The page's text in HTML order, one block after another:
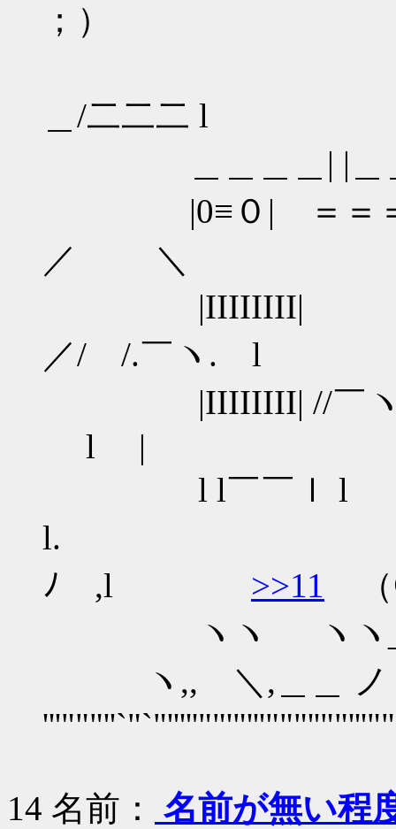
；）
＿/二二二 l
＿＿＿＿| |＿＿/
|0≡０| ＝＝＝
／ ＼
|IIIIIIII|
／/ /.￣ヽ. l
|IIIIIIII| //￣ヽ＿
l |
l l￣￣
l. l ノ l
ﾉ ,l >>11 （
ヽヽ
ヽ,, ＼,＿
14 名前：
名前が無い程